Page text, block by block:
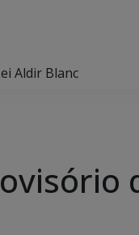
Aldir Blanc